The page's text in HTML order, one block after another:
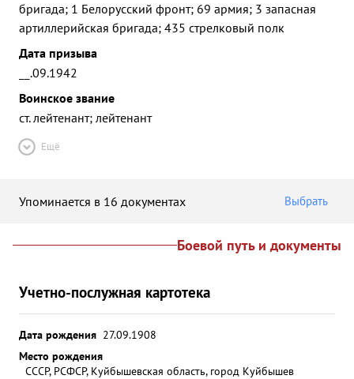
бригада; 1 Белорусский фронт; 69 армия; 3 запасная
артиллерийская бригада; 435 стрелковый полк
Дата призыва
__.09.1942
Воинское звание
ст. лейтенант; лейтенант
Ещё
Упоминается в 16 документах Выбрать
Боевой путь и документы
Учетно-послужная картотека
Дата рождения 27.09.1908
Место рождения
СССР, РСФСР, Куйбышевская область, город Куйбышев